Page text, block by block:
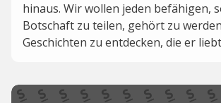
hinaus. Wir wollen jeden befähigen,
Botschaft zu teilen, gehört zu
Geschichten zu entdecken, die er